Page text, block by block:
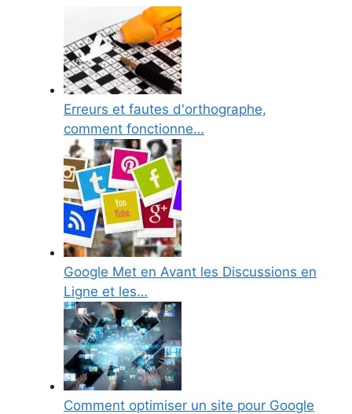
Erreurs et fautes d'orthographe,
comment fonctionne…
Google Met en Avant les Discussions en
Ligne et les…
Comment optimiser un site pour Google